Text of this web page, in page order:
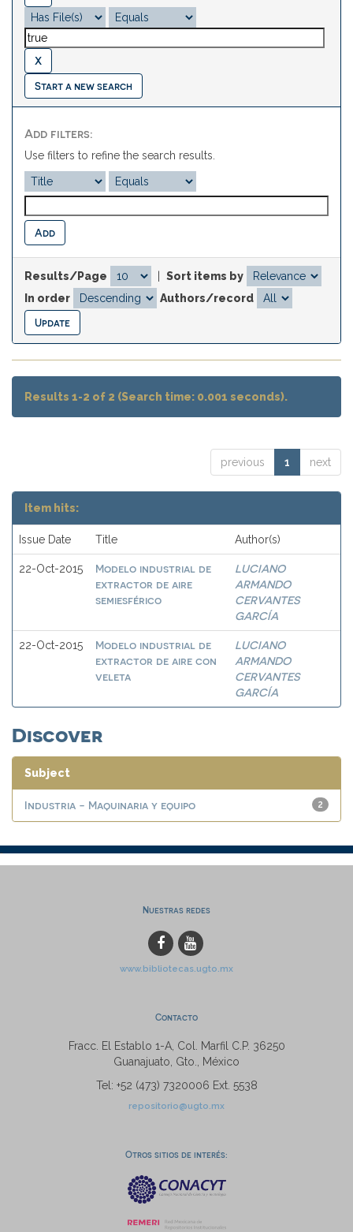
Start a new search
Add filters:
Use filters to refine the search results.
Results/Page
Sort items by
In order
Authors/record
Results 1-2 of 2 (Search time: 0.001 seconds).
previous 1 next
Item hits:
Issue Date Title Author(s)
22-Oct-2015
Modelo industrial de
extractor de aire
semiesférico
LUCIANO
ARMANDO
CERVANTES
GARCÍA
22-Oct-2015
Modelo industrial de
extractor de aire con
veleta
LUCIANO
ARMANDO
CERVANTES
GARCÍA
Discover
Subject
2
Industria - Maquinaria y equipo
Nuestras redes
www.bibliotecas.ugto.mx
Contacto
Fracc. El Establo 1-A, Col. Marfil C.P. 36250
Guanajuato, Gto., México
Tel: +52 (473) 7320006 Ext. 5538
repositorio@ugto.mx
Otros sitios de interés: